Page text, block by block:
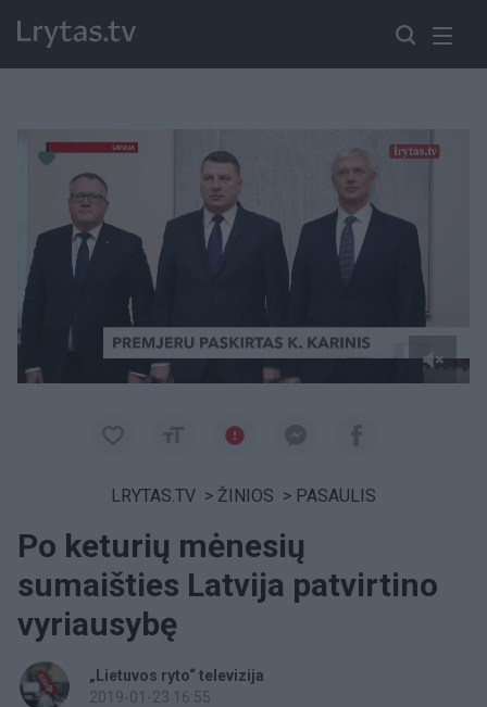
LRYTAS.TV > ŽINIOS > PASAULIS
Po keturių mėnesių
sumaišties Latvija patvirtino
vyriausybę
„Lietuvos ryto“ televizija
2019-01-23 16:55